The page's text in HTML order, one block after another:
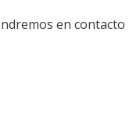
en contacto